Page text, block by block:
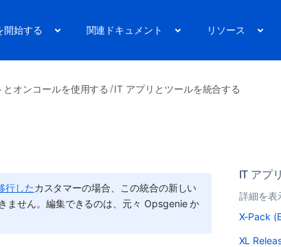
開始する 関連ドキュメント リソース
とオンコールを使用する IT アプリとツールを統合する
行したカスタマーの場合、この統合の新しい
ません。編集できるのは、元々 Opsgenie か
IT アプ
詳細を表
X-Pack
XL